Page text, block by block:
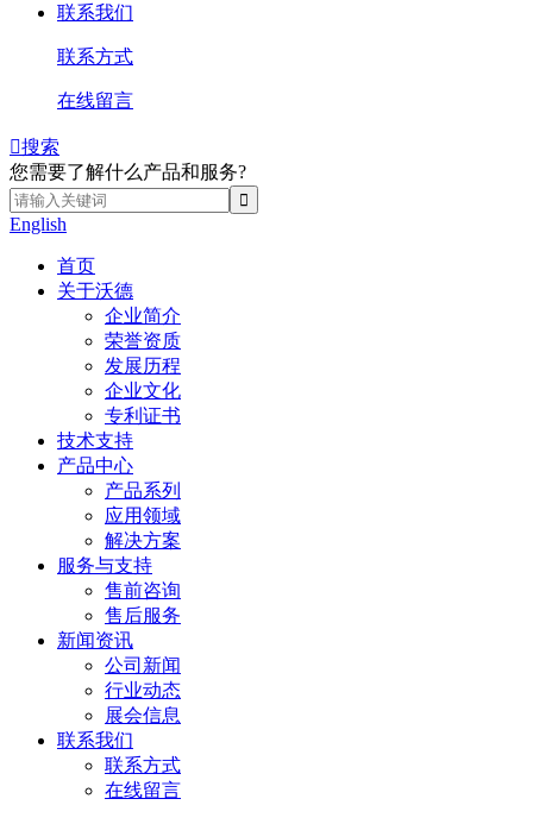
联系我们
联系方式
在线留言
搜索
您需要了解什么产品和服务?
English
首页
关于沃德
企业简介
荣誉资质
发展历程
企业文化
专利证书
技术支持
产品中心
产品系列
应用领域
解决方案
服务与支持
售前咨询
售后服务
新闻资讯
公司新闻
行业动态
展会信息
联系我们
联系方式
在线留言